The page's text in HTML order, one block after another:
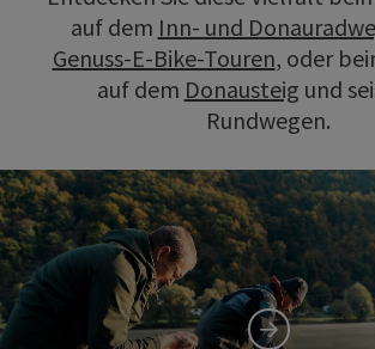
auf dem Inn- und
Genuss-E-Bike-Touren, oder
auf dem Donausteig und
Rundwegen.